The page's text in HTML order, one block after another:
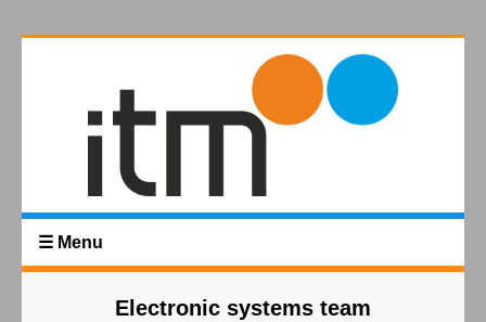
☰ Menu
Electronic systems team